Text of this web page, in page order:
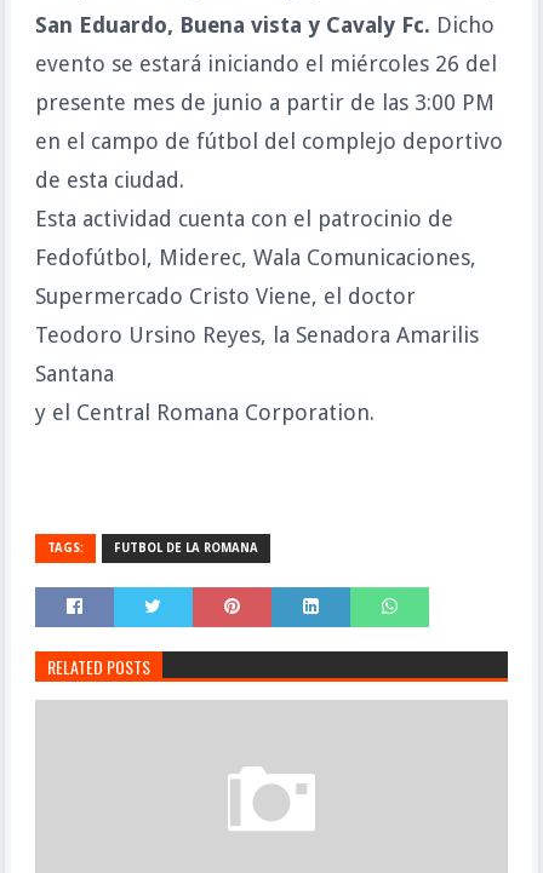
San Eduardo, Buena vista y Cavaly Fc. Dicho
evento se estará iniciando el miércoles 26 del
presente mes de junio a partir de las 3:00 PM
en el campo de fútbol del complejo deportivo
de esta ciudad.
Esta actividad cuenta con el patrocinio de
Fedofútbol, Miderec, Wala Comunicaciones,
Supermercado Cristo Viene, el doctor
Teodoro Ursino Reyes, la Senadora Amarilis
Santana
y el Central Romana Corporation.
TAGS: FUTBOL DE LA ROMANA
RELATED POSTS